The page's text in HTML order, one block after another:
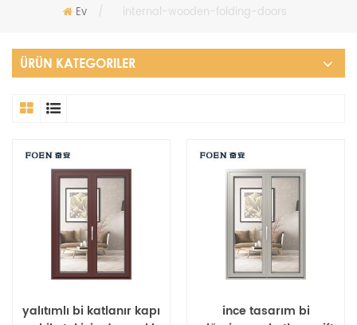
Ev / internal-wooden-folding-doors
ÜRÜN KATEGORILER
yalıtımlı bi katlanır kapı
ince tasarım bi